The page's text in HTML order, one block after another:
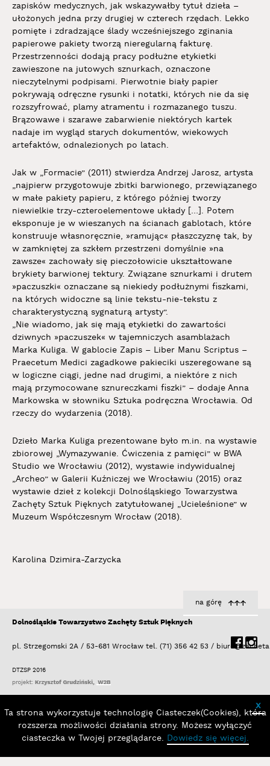
zapisków medycznych, jak wskazywałby tytuł dzieła –
ułożonych jedna przy drugiej w czterech rzędach. Lekko
pomięte i zdradzające ślady wcześniejszego zginania
papierowe pakiety tworzą nieregularną fakturę.
Przestrzenności dodają pracy podłużne etykietki
zawieszone na jutowych sznurkach, oznaczone
nieczytelnymi podpisami. Pierwotnie biały papier
pokrywają odręczne rysunki i notatki, których nie da się
rozszyfrować, plamy atramentu i rozmazanego tuszu.
Brązowawe i szarawe zabarwienie niektórych kartek
nadaje im wygląd starych dokumentów, wiekowych
artefaktów, odnalezionych po latach.
Jak w „Formacie” (2011) stwierdza Andrzej Jarosz, artysta
„najpierw przygotowuje zbitki barwionego, przewiązanego
w małe pakiety papieru, z którego później tworzy
niewielkie trzy-czteroelementowe układy […]. Potem
eksponuje je w wieszanych na ścianach gablotach, które
konstruuje własnoręcznie, »ramując« płaszczyznę tak, by
w zamkniętej za szkłem przestrzeni domyślnie »na
zawsze« zachowały się pieczołowicie ukształtowane
brykiety barwionej tektury. Związane sznurkami i drutem
»paczuszki« oznaczane są niekiedy podłużnymi fiszkami,
na których widoczne są linie tekstu-nie-tekstu z
charakterystyczną sygnaturą artysty”.
„Nie wiadomo, jak się mają etykietki do zawartości
dziwnych »paczuszek« w tajemniczych asamblażach
Marka Kuliga. W gablocie Zapis – Liber Manu Scriptus –
Praecetum Medici zagadkowe pakieciki uszeregowane są
w logiczne ciągi, jedne nad drugimi, a niektóre z nich
mają przymocowane sznureczkami fiszki” – dodaje Anna
Markowska w słowniku Sztuka podręczna Wrocławia. Od
rzeczy do wydarzenia (2018).
Dzieło Marka Kuliga prezentowane było m.in. na wystawie
zbiorowej „Wymazywanie. Ćwiczenia z pamięci” w BWA
Studio we Wrocławiu (2012), wystawie indywidualnej
„Archeo” w Galerii Kuźniczej we Wrocławiu (2015) oraz
wystawie dzieł z kolekcji Dolnośląskiego Towarzystwa
Zachęty Sztuk Pięknych zatytułowanej „Ucieleśnione” w
Muzeum Współczesnym Wrocław (2018).
Karolina Dzimira-Zarzycka
Dolnośląskie Towarzystwo Zachęty Sztuk Pięknych
pl. Strzegomski 2A / 53-681 Wrocław tel. (71) 356 42 53 /
DTZSP 2016
na górę
x
Ta strona wykorzystuje technologię Ciasteczek(Cookies), która
rozszerza możliwości działania strony. Możesz wyłączyć
ciasteczka w Twojej przeglądarce. Dowiedz się więcej.